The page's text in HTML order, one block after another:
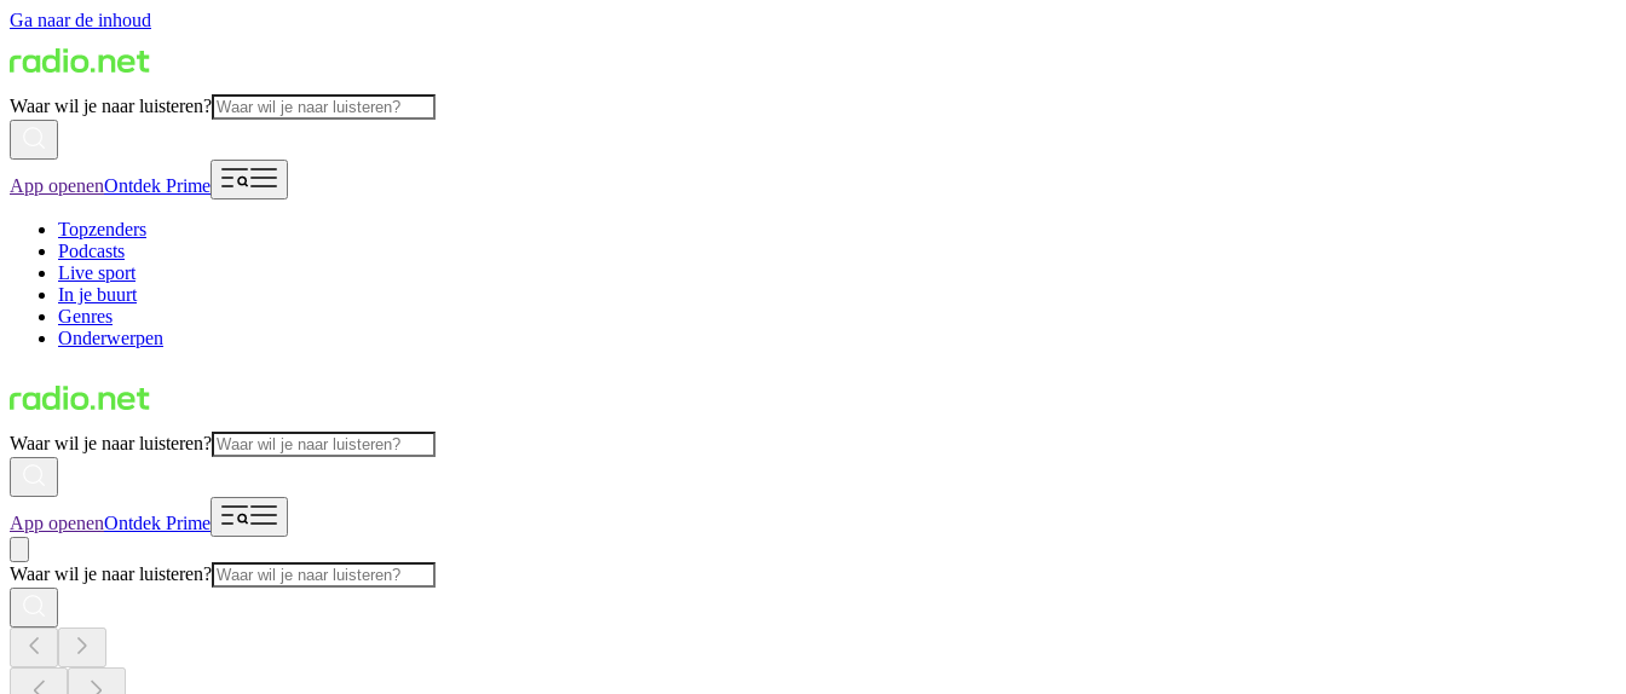
Ga naar de inhoud
Waar wil je naar luisteren?
App openenOntdek Prime
Topzenders
Podcasts
Live sport
In je buurt
Genres
Onderwerpen
Waar wil je naar luisteren?
App openenOntdek Prime
Waar wil je naar luisteren?